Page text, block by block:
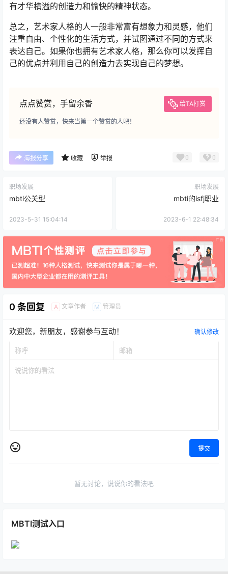
有才华横溢的创造力和愉快的精神状态。
总之，艺术家人格的人一般非常富有想象力和灵感，他们
注重自由、个性化的生活方式，并试图通过不同的方式来
表达自己。如果你也拥有艺术家人格，那么你可以发挥自
己的优点并利用自己的创造力去实现自己的梦想。
点点赞赏，手留余香 给TA打赏
还没有人赞赏，快来当第一个赞赏的人吧！
海报分享 收藏 举报 0 0
职场发展
mbti公关型
2023-5-31 15:04:14
职场发展
mbti的isfj职业
2023-6-1 22:48:34
0 条回复 A 文章作者 M 管理员
欢迎您，新朋友，感谢参与互动！ 确认修改
提交
暂无讨论，说说你的看法吧
MBTI测试入口